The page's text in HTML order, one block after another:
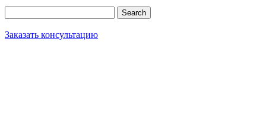
Search
Заказать консультацию